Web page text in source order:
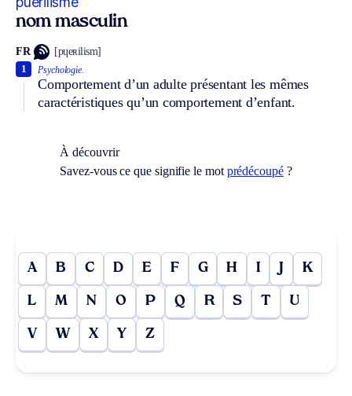
nom masculin
FR [pɥeʀilism]
Psychologie.
Comportement d’un adulte présentant les mêmes
caractéristiques qu’un comportement d’enfant.
1
À découvrir
Savez-vous ce que signifie le mot prédécoupé?
A B C D E F G H I J K
L M N O P Q R S T U
V W X Y Z